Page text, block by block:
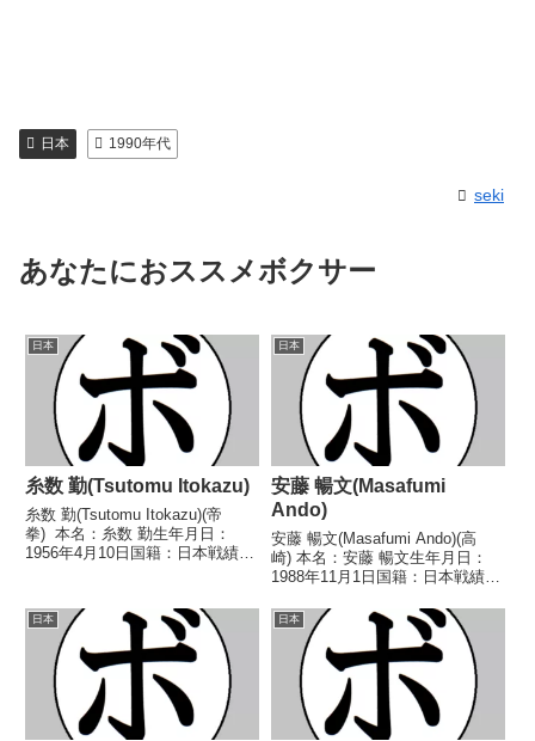
日本 1990年代
seki
あなたにおススメボクサー
日本
糸数 勤(Tsutomu Itokazu)
糸数 勤(Tsutomu Itokazu)(帝
拳) 本名：糸数 勤生年月日：
1956年4月10日国籍：日本戦績：
級王座 【戦歴】1979/09/06
○6R判定 (...
日本
安藤 暢文(Masafumi
Ando)
安藤 暢文(Masafumi Ando)(高
崎) 本名：安藤 暢文生年月日：
1988年11月1日国籍：日本戦績：
イトル】なし 【戦歴】
2012/02/27 ●4R判定 0-3(36-
40、36-40、...
日本 日本